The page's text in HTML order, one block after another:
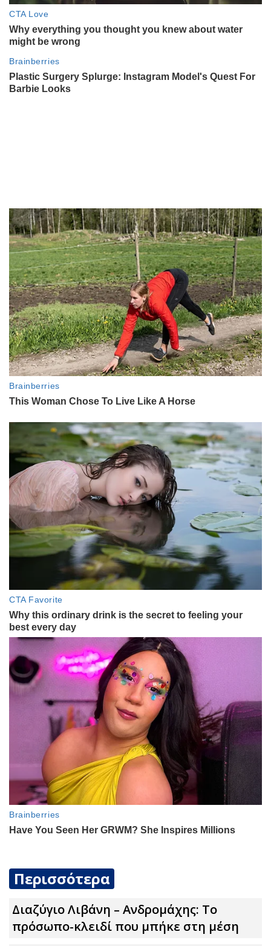
Περισσότερα
Διαζύγιο Λιβάνη – Ανδρομάχης: Το
πρόσωπο-κλειδί που μπήκε στη μέση